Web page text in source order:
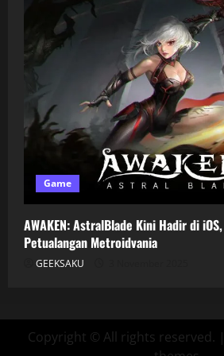
Game
AWAKEN: AstralBlade Kini Hadir di
Petualangan Metroidvania
GEEKSAKU
Copyright © All rights reserved. |